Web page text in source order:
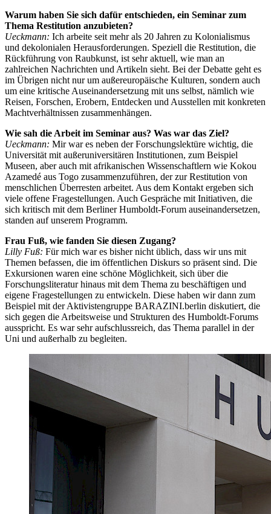
Warum haben Sie sich dafür entschieden, ein Seminar zum
Thema Restitution anzubieten?
Ueckmann: Ich arbeite seit mehr als 20 Jahren zu Kolonialismus
und dekolonialen Herausforderungen. Speziell die Restitution, die
Rückführung von Raubkunst, ist sehr aktuell, wie man an
zahlreichen Nachrichten und Artikeln sieht. Bei der Debatte geht es
im Übrigen nicht nur um außereuropäische Kulturen, sondern auch
um eine kritische Auseinandersetzung mit uns selbst, nämlich wie
Reisen, Forschen, Erobern, Entdecken und Ausstellen mit konkreten
Machtverhältnissen zusammenhängen.
Wie sah die Arbeit im Seminar aus? Was war das Ziel?
Ueckmann: Mir war es neben der Forschungslektüre wichtig, die
Universität mit außeruniversitären Institutionen, zum Beispiel
Museen, aber auch mit afrikanischen Wissenschaftlern wie Kokou
Azamedé aus Togo zusammenzuführen, der zur Restitution von
menschlichen Überresten arbeitet. Aus dem Kontakt ergeben sich
viele offene Fragestellungen. Auch Gespräche mit Initiativen, die
sich kritisch mit dem Berliner Humboldt-Forum auseinandersetzen,
standen auf unserem Programm.
Frau Fuß, wie fanden Sie diesen Zugang?
Lilly Fuß: Für mich war es bisher nicht üblich, dass wir uns mit
Themen befassen, die im öffentlichen Diskurs so präsent sind. Die
Exkursionen waren eine schöne Möglichkeit, sich über die
Forschungsliteratur hinaus mit dem Thema zu beschäftigen und
eigene Fragestellungen zu entwickeln. Diese haben wir dann zum
Beispiel mit der Aktivistengruppe BARAZINI.berlin diskutiert, die
sich gegen die Arbeitsweise und Strukturen des Humboldt-Forums
ausspricht. Es war sehr aufschlussreich, das Thema parallel in der
Uni und außerhalb zu begleiten.